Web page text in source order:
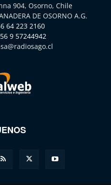
904, Osorno, Chile
DE OSORNO A.G.
64 223 2160
9 57244942